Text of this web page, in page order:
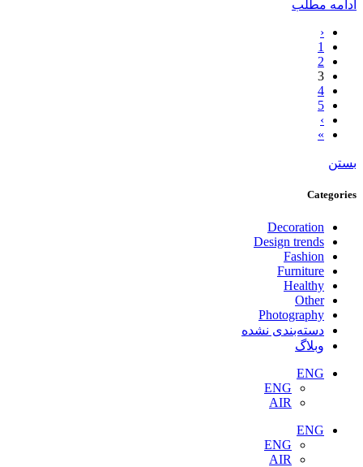
ادامه مطلب
‹
1
2
3
4
5
›
»
بستن
Categories
Decoration
Design trends
Fashion
Furniture
Healthy
Other
Photography
دسته‌بندی نشده
وبلاگ
ENG
ENG
AIR
ENG
ENG
AIR